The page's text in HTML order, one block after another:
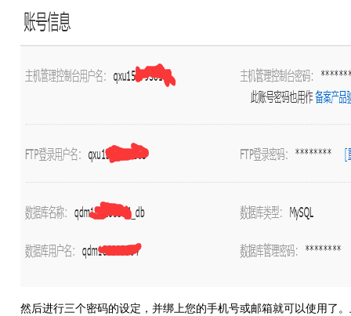
然后进行三个密码的设定，并绑上您的手机号或邮箱就可以使用了